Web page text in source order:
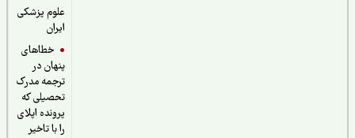
علوم پزشکی
خطاهای
پنهان در
ترجمه مدرک
تحصیلی که
پرونده اپلای
را با تاخیر